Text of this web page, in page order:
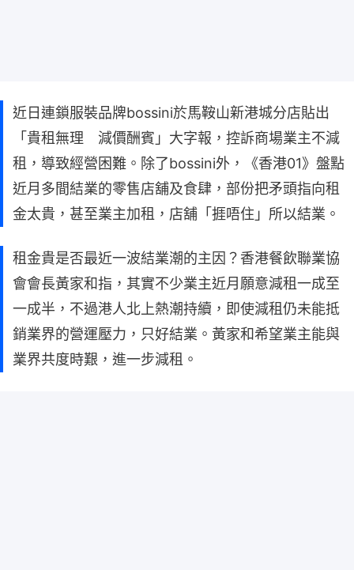
近日連鎖服裝品牌bossini於馬鞍山新港城分店貼出
「貴租無理 減價酬賓」大字報，控訴商場業主不減
租，導致經營困難。除了bossini外，《香港01》盤點
近月多間結業的零售店舖及食肆，部份把矛頭指向租
金太貴，甚至業主加租，店舖「捱唔住」所以結業。
租金貴是否最近一波結業潮的主因？香港餐飲聯業協
會會長黃家和指，其實不少業主近月願意減租一成至
一成半，不過港人北上熱潮持續，即使減租仍未能抵
銷業界的營運壓力，只好結業。黃家和希望業主能與
業界共度時艱，進一步減租。